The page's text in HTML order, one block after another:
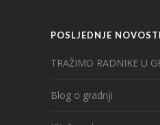
POSLJEDNJE NOVOSTI
TRAŽIMO RADNIKE U
Blog o gradnji